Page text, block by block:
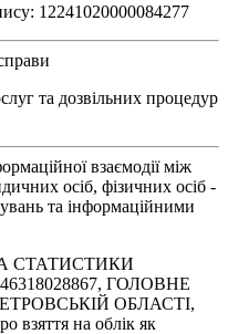
12241020000084277
та дозвільних процедур
взаємодії між
осіб, фізичних осіб -
та інформаційними
СТАТИСТИКИ
ГОЛОВНЕ
ОБЛАСТІ,
на облік як